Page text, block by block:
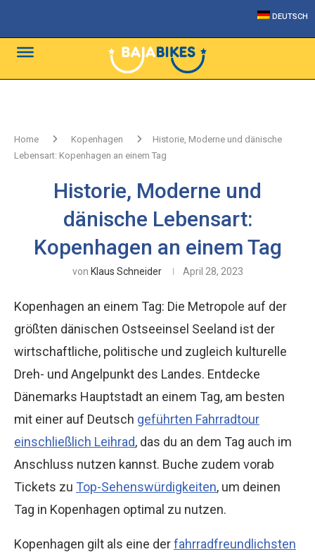
DEUTSCH
Home Kopenhagen
Historie, Moderne und dänische
Lebensart: Kopenhagen an einem Tag
Historie, Moderne und
dänische Lebensart:
Kopenhagen an einem Tag
von Klaus Schneider April 28, 2023
Kopenhagen an einem Tag: Die Metropole auf der
größten dänischen Ostseeinsel Seeland ist der
wirtschaftliche, politische und zugleich kulturelle
Dreh- und Angelpunkt des Landes. Entdecke
Dänemarks Hauptstadt an einem Tag, am besten
mit einer auf Deutsch geführten Fahrradtour
einschließlich Leihrad, das du an dem Tag auch im
Anschluss nutzen kannst. Buche zudem vorab
Tickets zu Top-Sehenswürdigkeiten, um deinen
Tag in Kopenhagen optimal zu nutzen.
Kopenhagen gilt als eine derfahrradfreundlichsten